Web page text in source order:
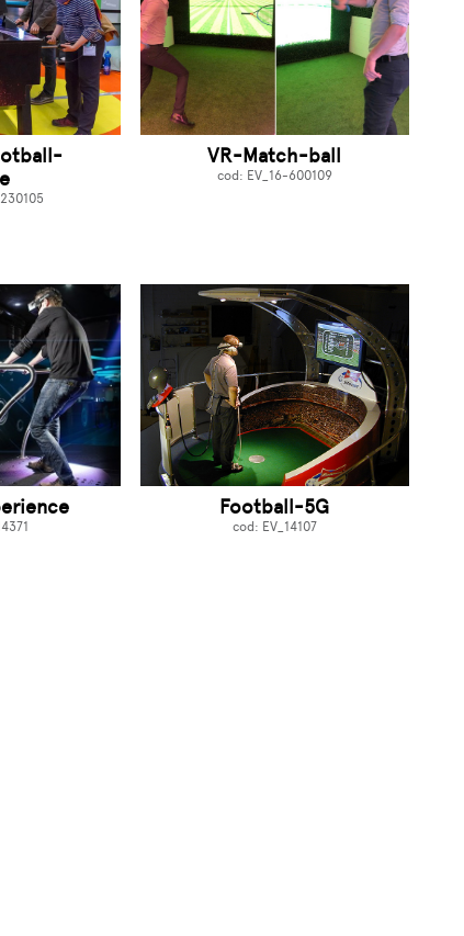
VR-Match-ball
cod: EV_16-600109
Football-5G
cod: EV_14107